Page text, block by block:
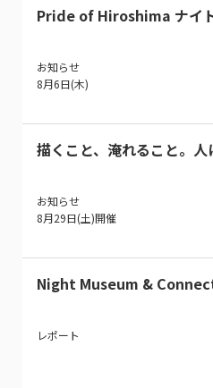
Pride of Hiroshima ナイ
お知らせ
8月6日(木)
描くこと、淹れること。人
お知らせ
8月29日(土)開催
Night Museum &
レポート